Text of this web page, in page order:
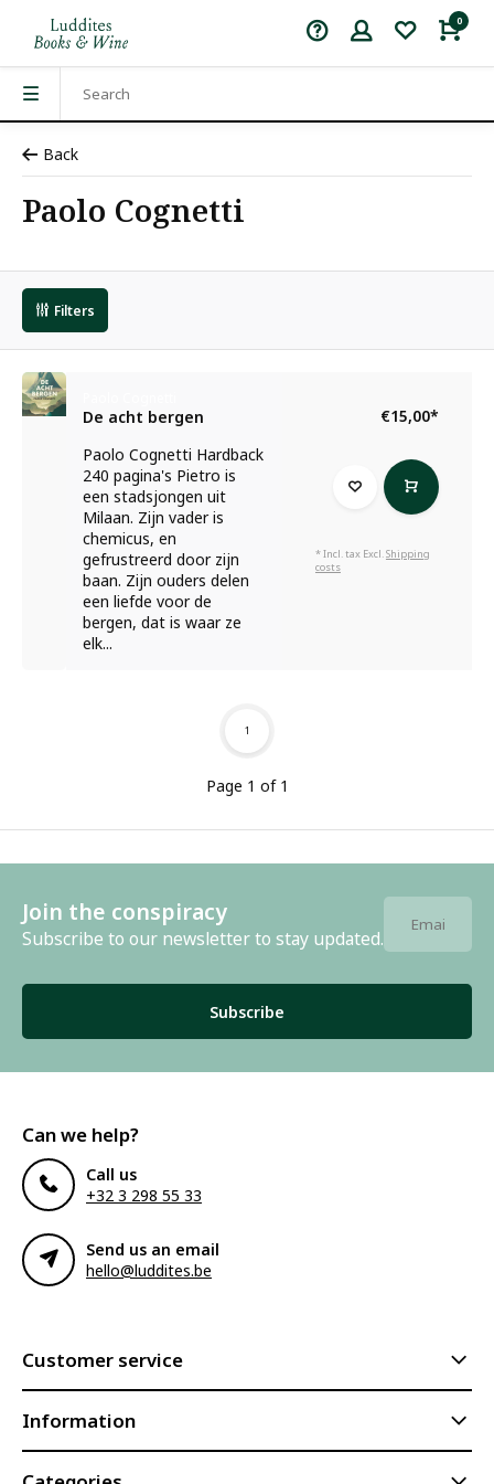
0
Back
Paolo Cognetti
Filters
De acht bergen
Paolo Cognetti Hardback
240 pagina's Pietro is
een stadsjongen uit
Milaan. Zijn vader is
chemicus, en
gefrustreerd door zijn
baan. Zijn ouders delen
een liefde voor de
bergen, dat is waar ze
elk...
€15,00*
* Incl. tax Excl.Shipping
costs
Page 1 of 1
1
Join the conspiracy
Subscribe to our newsletter to stay updated.
Subscribe
Can we help?
Call us
+32 3 298 55 33
Send us an email
hello@luddites.be
Customer service
Information